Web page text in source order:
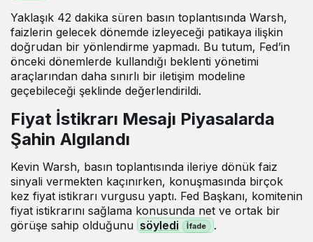
Yaklaşık 42 dakika süren basın toplantısında Warsh,
faizlerin gelecek dönemde izleyeceği patikaya ilişkin
doğrudan bir yönlendirme yapmadı. Bu tutum, Fed’in
önceki dönemlerde kullandığı beklenti yönetimi
araçlarından daha sınırlı bir iletişim modeline
geçebileceği şeklinde değerlendirildi.
Fiyat İstikrarı Mesajı Piyasalarda
Şahin Algılandı
Kevin Warsh, basın toplantısında ileriye dönük faiz
sinyali vermekten kaçınırken, konuşmasında birçok
kez fiyat istikrarı vurgusu yaptı. Fed Başkanı, komitenin
fiyat istikrarını sağlama konusunda net ve ortak bir
görüşe sahip olduğunu söyledi
.